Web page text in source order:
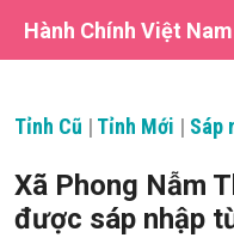
Hành Chính Việt Nam
Tỉnh Cũ | Tỉnh Mới | Sáp
Xã Phong Nẫm
được sáp nhập